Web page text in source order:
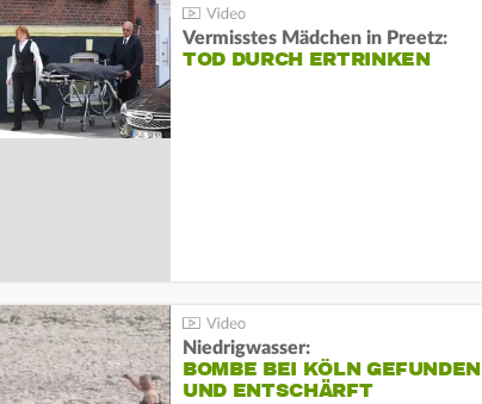
Vermisstes Mädchen in Preetz:
TOD DURCH ERTRINKEN
Niedrigwasser:
BOMBE BEI KÖLN GEFUNDEN
UND ENTSCHÄRFT